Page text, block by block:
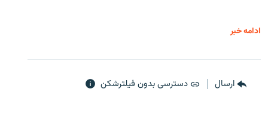
ادامه خبر
ارسال دسترسی بدون فیلترشکن